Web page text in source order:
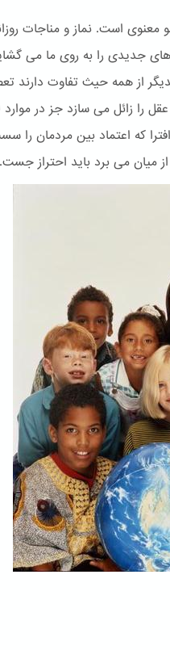
معنوی است. نماز و مناجات
جدیدی را به روی ما می
از همه حیث تفاوت دارند
را زائل می سازد جز در موارد
که اعتماد بین مردمان را
میان می برد باید احتراز جست.